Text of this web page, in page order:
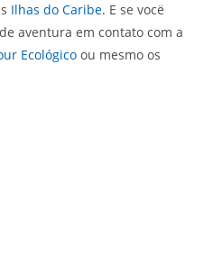
Ilhas do Caribe. E se vocë
aventura em contato com a
Ecológicoou mesmo os